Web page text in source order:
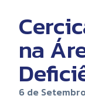
na
6 de